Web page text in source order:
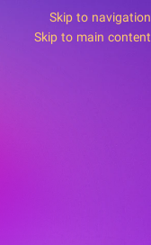
Skip to navigation
Skip to main content